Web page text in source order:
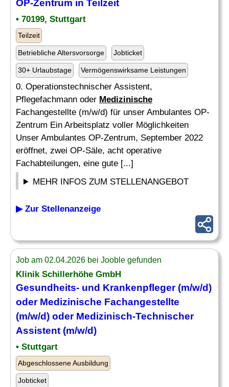
OP-Zentrum in Teilzeit
• 70199, Stuttgart
Teilzeit
Betriebliche Altersvorsorge Jobticket
30+ Urlaubstage Vermögenswirksame Leistungen
0. Operationstechnischer Assistent,
Pflegefachmann oder Medizinische
Fachangestellte (m/w/d) für unser Ambulantes OP-
Zentrum Ein Arbeitsplatz voller Möglichkeiten
Unser Ambulantes OP-Zentrum, September 2022
eröffnet, zwei OP-Säle, acht operative
Fachabteilungen, eine gute [...]
MEHR INFOS ZUM STELLENANGEBOT
▶ Zur Stellenanzeige
Job am 02.04.2026 bei Jooble gefunden
Klinik Schillerhöhe GmbH
Gesundheits- und Krankenpfleger (m/w/d)
oder Medizinische Fachangestellte
(m/w/d) oder Medizinisch-Technischer
Assistent (m/w/d)
• Stuttgart
Abgeschlossene Ausbildung
Jobticket